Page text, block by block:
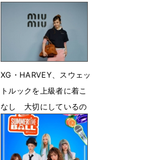
6月1日 17時54分
XG・HARVEY、スウェッ
トルックを上級者に着こ
なし 大切にしているの
は「個性」
5月26日 16時54分